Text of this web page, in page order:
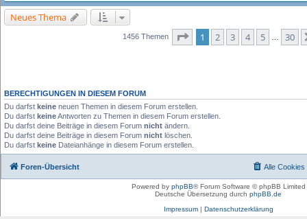
Neues Thema
1456 Themen Seite von
1 2 3 4 5 … 30
BERECHTIGUNGEN IN DIESEM FORUM
Du darfst keine neuen Themen in diesem Forum erstellen.
Du darfst keineAntworten zu Themen in diesem Forum erstellen.
Du darfst deine Beiträge in diesem Forum nicht ändern.
Du darfst deine Beiträge in diesem Forum nicht löschen.
Du darfst keine Dateianhänge in diesem Forum erstellen.
Foren-Übersicht Alle Cookies
Powered by phpBB® Forum Software © phpBB Limited
Deutsche Übersetzung durch phpBB.de
Impressum| Datenschutzerklärung